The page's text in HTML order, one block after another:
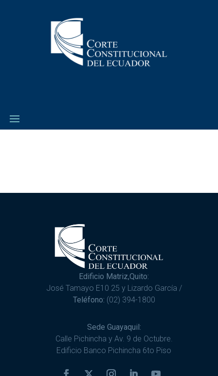
Edificio Matriz,Quito:
José Tamayo E10 25 y Lizardo García /
Teléfono: (02) 394-1800
Sede Guayaquil:
Calle Pichincha y Av. 9 de Octubre.
Edificio Banco Pichincha 6to Piso